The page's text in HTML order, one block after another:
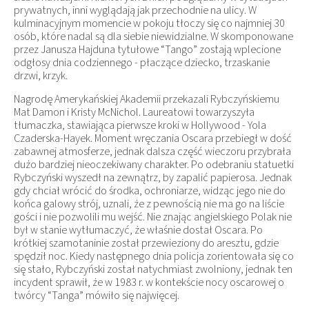
prywatnych, inni wyglądają jak przechodnie na ulicy. W
kulminacyjnym momencie w pokoju tłoczy się co najmniej 30
osób, które nadal są dla siebie niewidzialne. W skomponowane
przez Janusza Hajduna tytułowe “Tango” zostają wplecione
odgłosy dnia codziennego - płaczące dziecko, trzaskanie
drzwi, krzyk.
Nagrodę Amerykańskiej Akademii przekazali Rybczyńskiemu
Mat Damon i Kristy McNichol. Laureatowi towarzyszyła
tłumaczka, stawiająca pierwsze kroki w Hollywood - Yola
Czaderska-Hayek. Moment wręczania Oscara przebiegł w dość
zabawnej atmosferze, jednak dalsza część wieczoru przybrała
dużo bardziej nieoczekiwany charakter. Po odebraniu statuetki
Rybczyński wyszedł na zewnątrz, by zapalić papierosa. Jednak
gdy chciał wrócić do środka, ochroniarze, widząc jego nie do
końca galowy strój, uznali, że z pewnością nie ma go na liście
gości i nie pozwolili mu wejść. Nie znając angielskiego Polak nie
był w stanie wytłumaczyć, że właśnie dostał Oscara. Po
krótkiej szamotaninie został przewieziony do aresztu, gdzie
spędził noc. Kiedy następnego dnia policja zorientowała się co
się stało, Rybczyński został natychmiast zwolniony, jednak ten
incydent sprawił, że w 1983 r. w kontekście nocy oscarowej o
twórcy “Tanga” mówiło się najwięcej.